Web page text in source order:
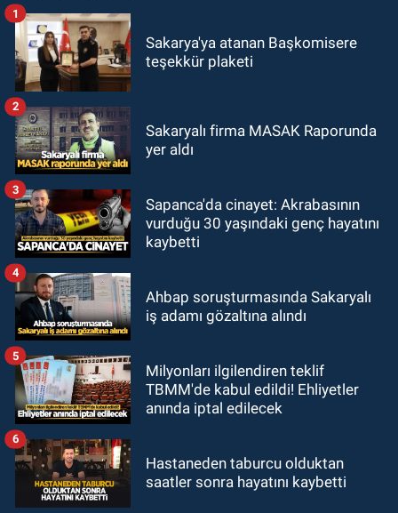
Sakarya'ya atanan Başkomisere
teşekkür plaketi
1
Sakaryalı firma MASAK Raporunda
yer aldı
2
Sapanca'da cinayet: Akrabasının
vurduğu 30 yaşındaki genç hayatını
kaybetti
3
Ahbap soruşturmasında Sakaryalı
iş adamı gözaltına alındı
4
Milyonları ilgilendiren teklif
TBMM'de kabul edildi! Ehliyetler
anında iptal edilecek
5
Hastaneden taburcu olduktan
saatler sonra hayatını kaybetti
6